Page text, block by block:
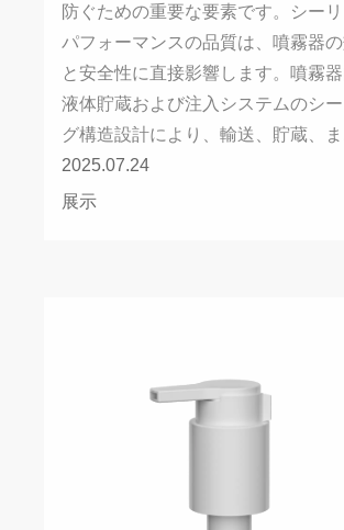
防ぐための重要な要素です。シー
パフォーマンスの品質は、噴霧器
と安全性に直接影響します。噴霧
液体貯蔵および注入システムのシ
グ構造設計により、輸送、貯蔵、ま
2025.07.24
展示